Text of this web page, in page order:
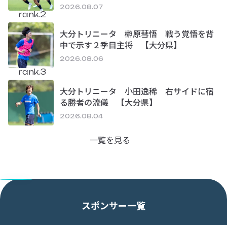
2026.08.07
rank.2
大分トリニータ 榊原彗悟 戦う覚悟を背
中で示す２季目主将 【大分県】
2026.08.06
rank.3
大分トリニータ 小田逸稀 右サイドに宿
る勝者の流儀 【大分県】
2026.08.04
一覧を見る
スポンサー一覧